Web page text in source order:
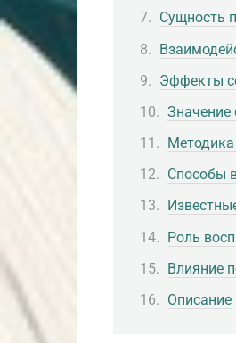
Сущность
Эффекты
Значение
Методика
Способы
Роль
Влияние
Описание